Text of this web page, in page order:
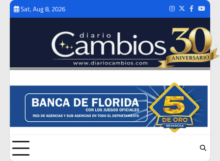
Skip
Sat, Aug 8, 2026 Instagram
TwitterFacebook